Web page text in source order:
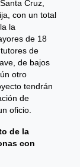
Cruz,
con un total
la
de 18
de
de bajos
otro
tendrán
de
oficio.
de la
con